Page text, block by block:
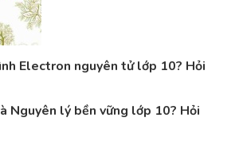
Electron nguyên tử lớp 10? Hỏi
Nguyên lý bền vững lớp 10? Hỏi